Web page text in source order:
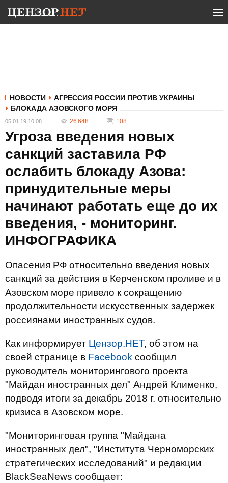
НОВОСТИ
АГРЕССИЯ РОССИИ ПРОТИВ УКРАИНЫ
БЛОКАДА АЗОВСКОГО МОРЯ
05.01.19 10:08 26 648 108
Угроза введения новых
санкций заставила РФ
ослабить блокаду Азова:
принудительные меры
начинают работать еще до их
введения, - мониторинг.
ИНФОГРАФИКА
Опасения РФ относительно введения новых
санкций за действия в Керченском проливе и в
Азовском море привело к сокращению
продолжительности искусственных задержек
россиянами иностранных судов.
Как информирует Цензор.НЕТ, об этом на
своей странице в Facebook сообщил
руководитель мониторингового проекта
"Майдан иностранных дел" Андрей Клименко,
подводя итоги за декабрь 2018 г. относительно
кризиса в Азовском море.
"Мониторинговая группа "Майдана
иностранных дел", "Института Черноморских
стратегических исследований" и редакции
BlackSeaNews сообщает: